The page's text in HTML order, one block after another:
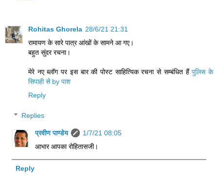
Rohitas Ghorela 28/6/21 21:31
रामायण के सारे पात्र आंखों के सामने आ गए।
बहुत सुंदर रचना।
मेरे नए ब्लॉग पर इस बार की पोस्ट साहित्यिक रचना से सम्बंधित हैंपुलिस के
सिपाही से by पाश
Reply
Replies
प्रवीण पाण्डेय
1/7/21 08:05
आभार आपका रोहितासजी।
Reply